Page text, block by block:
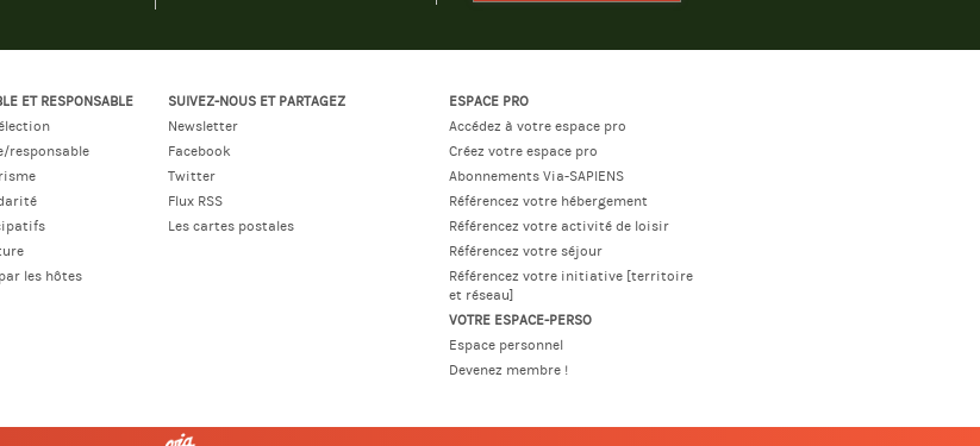
ET RESPONSABLE
responsable
les hôtes
SUIVEZ-NOUS ET PARTAGEZ
Newsletter
Facebook
Twitter
Flux RSS
Les cartes postales
ESPACE PRO
Accédez à votre espace pro
Créez votre espace pro
Abonnements Via-SAPIENS
Référencez votre hébergement
Référencez votre activité de loisir
Référencez votre séjour
Référencez votre initiative [territoire
et réseau]
VOTRE ESPACE-PERSO
Espace personnel
Devenez membre !